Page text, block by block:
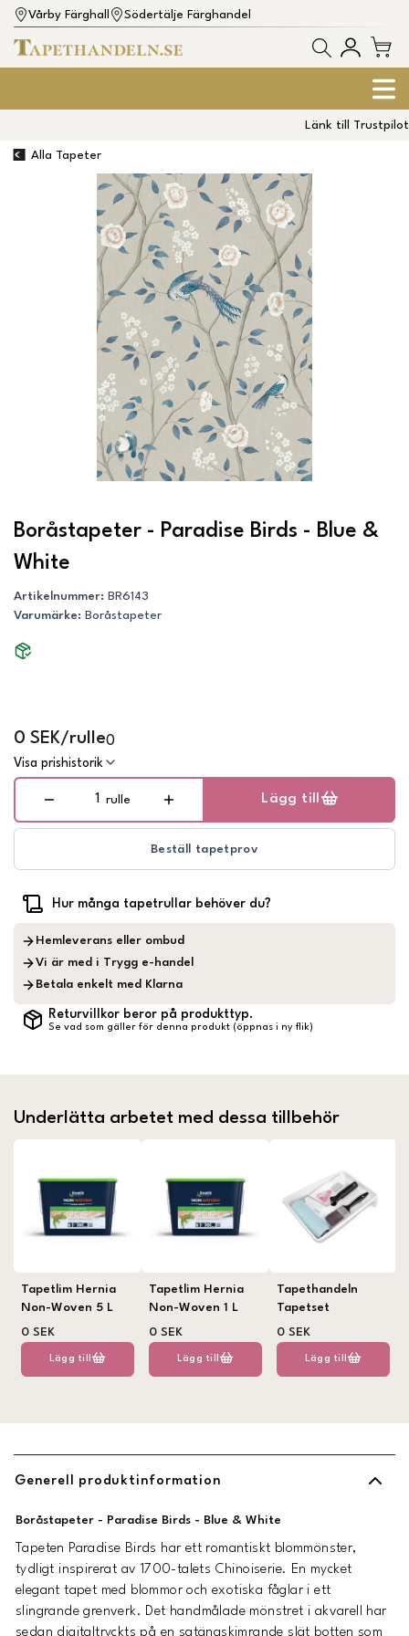
Vårby Färghall Södertälje Färghandel
Länk till Trustpilot
Alla Tapeter
Boråstapeter - Paradise Birds - Blue &
White
Artikelnummer: BR6143
Varumärke: Boråstapeter
0 SEK/rulle0
Visa prishistorik
rulle Lägg till
Beställ tapetprov
Hur många tapetrullar behöver du?
Hemleverans eller ombud
Vi är med i Trygg e-handel
Betala enkelt med Klarna
Returvillkor beror på produkttyp.
Se vad som gäller för denna produkt (öppnas i ny flik)
Underlätta arbetet med dessa tillbehör
Tapetlim Hernia
Non-Woven 5 L
0 SEK
Lägg till
Tapetlim Hernia
Non-Woven 1 L
0 SEK
Lägg till
Tapethandeln
Tapetset
0 SEK
Lägg till
Generell produktinformation
Boråstapeter - Paradise Birds - Blue & White
Tapeten Paradise Birds har ett romantiskt blommönster,
tydligt inspirerat av 1700-talets Chinoiserie. En mycket
elegant tapet med blommor och exotiska fåglar i ett
slingrande grenverk. Det handmålade mönstret i akvarell har
sedan digitaltryckts på en satängskimrande slät botten som